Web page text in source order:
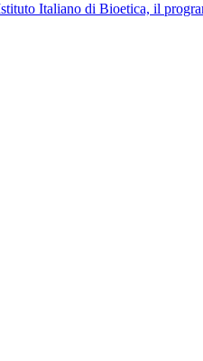
Italiano di Bioetica, il